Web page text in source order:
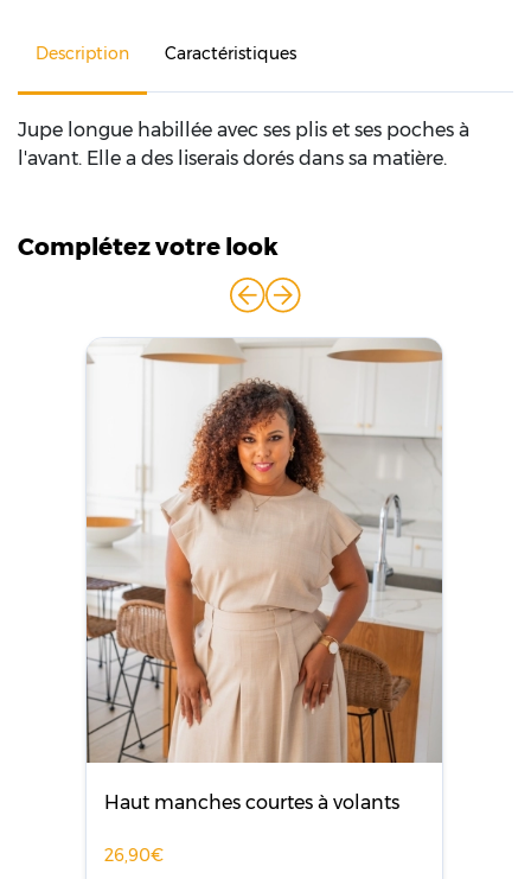
Description Caractéristiques
Jupe longue habillée avec ses plis et ses poches à
l'avant. Elle a des liserais dorés dans sa matière.
Complétez votre look
Haut manches courtes à volants
26,90